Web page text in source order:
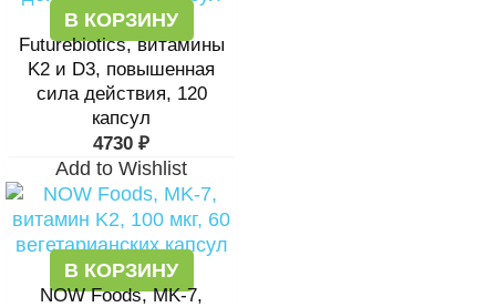
В КОРЗИНУ
Futurebiotics, витамины
K2 и D3, повышенная
сила действия, 120
капсул
4730 ₽
Add to Wishlist
В КОРЗИНУ
NOW Foods, MK-7,